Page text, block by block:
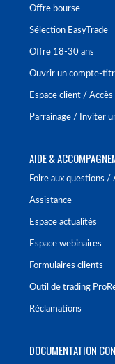
Offre bourse
Sélection EasyTrade
Offre 18-30 ans
Ouvrir un compte-
Espace client /
Parrainage / Inviter
AIDE &
Foire aux questions /
Assistance
Espace actualités
Espace webinaires
Formulaires clients
Outil de trading
Réclamations
DOCUMENTATION